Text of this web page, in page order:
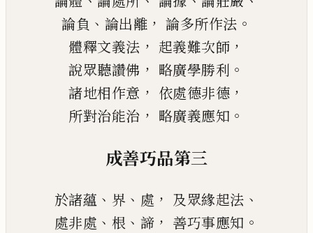
論負 、 論出離 ， 論多所作法 。
體釋文義法 ， 起義難次師 ，
說眾聽讚佛 ， 略廣學勝利 。
諸地相作意 ， 依處德非德 ，
所對治能治 ， 略廣義應知 。
成善巧品第三
於諸蘊 、 界 、 處 ， 及眾緣起法 、
處非處 、 根 、 諦 ， 善巧事應知 。